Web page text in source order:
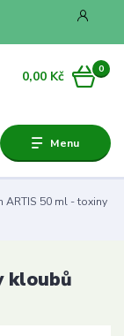
Menu
0
0,00 Kč
ARTIS 50 ml - toxiny
kloubů